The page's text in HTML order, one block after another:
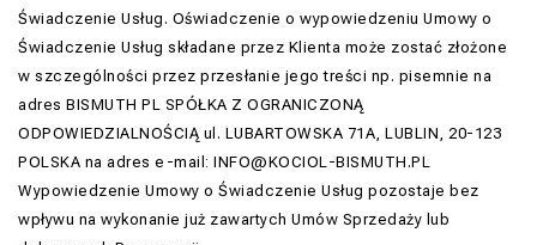
Świadczenie Usług. Oświadczenie o wypowiedzeniu Umowy o
Świadczenie Usług składane przez Klienta może zostać złożone
w szczególności przez przesłanie jego treści np. pisemnie na
adres BISMUTH PL SPÓŁKA Z OGRANICZONĄ
ODPOWIEDZIALNOŚCIĄ ul. LUBARTOWSKA 71A, LUBLIN, 20-123
POLSKA na adres e-mail: INFO@KOCIOL-BISMUTH.PL
Wypowiedzenie Umowy o Świadczenie Usług pozostaje bez
wpływu na wykonanie już zawartych Umów Sprzedaży lub